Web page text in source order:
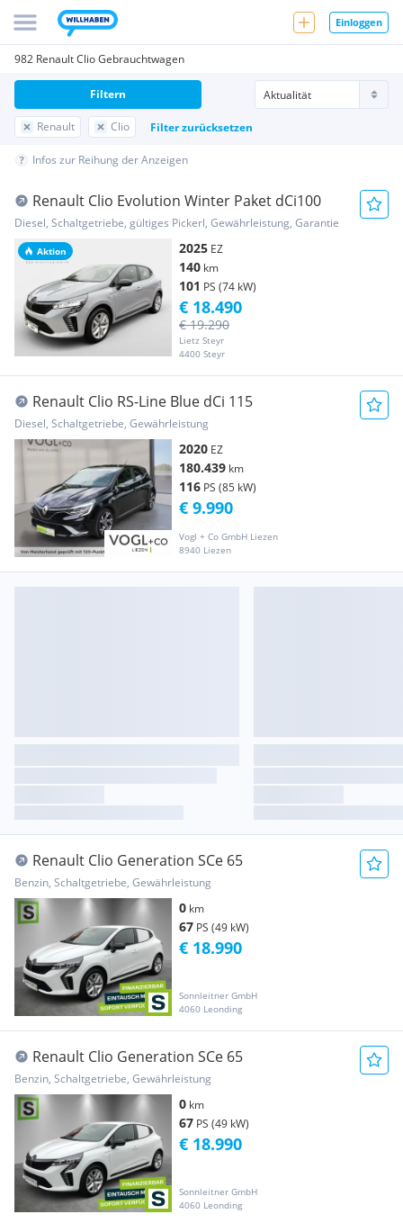
Einloggen
982 Renault Clio Gebrauchtwagen
Renault Clio Filter zurücksetzen
Filtern
Infos zur Reihung der Anzeigen
Aktion
Renault Clio Evolution Winter Paket dCi100
Diesel, Schaltgetriebe, gültiges Pickerl, Gewährleistung, Garantie
2025 EZ
140 km
101 PS (74 kW)
Lietz Steyr
4400 Steyr
€ 19.290
€ 18.490
Renault Clio RS-Line Blue dCi 115
Diesel, Schaltgetriebe, Gewährleistung
2020 EZ
180.439 km
116 PS (85 kW)
Vogl + Co GmbH Liezen
8940 Liezen
€ 9.990
Renault Clio Generation SCe 65
Benzin, Schaltgetriebe, Gewährleistung
0 km
67 PS (49 kW)
Sonnleitner GmbH
4060 Leonding
€ 18.990
Renault Clio Generation SCe 65
Benzin, Schaltgetriebe, Gewährleistung
0 km
67 PS (49 kW)
Sonnleitner GmbH
4060 Leonding
€ 18.990